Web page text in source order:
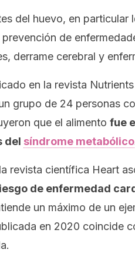
del huevo, en
de
derrame cerebral y
en la revista Nutrients
grupo de 24 personas
que el alimento fue
del síndrome metabólico
revista científica Heart
de enfermedad
un máximo de un
en 2020 coincide